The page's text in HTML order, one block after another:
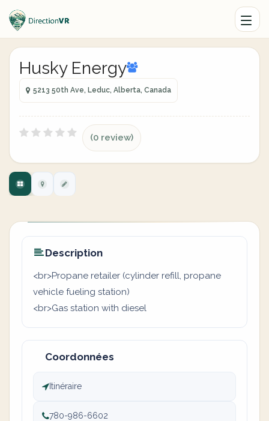
Husky Energy
5213 50th Ave, Leduc, Alberta, Canada
(0 review)
Description
<br>Propane retailer (cylinder refill, propane
vehicle fueling station)
<br>Gas station with diesel
Coordonnées
Itinéraire
780-986-6602